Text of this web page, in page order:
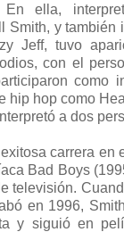
En ella,
Smith, y también
Jeff, tuvo
con el
como
hip hop como
a dos
carrera en
Bad Boys
televisión.
en 1996,
y siguió en